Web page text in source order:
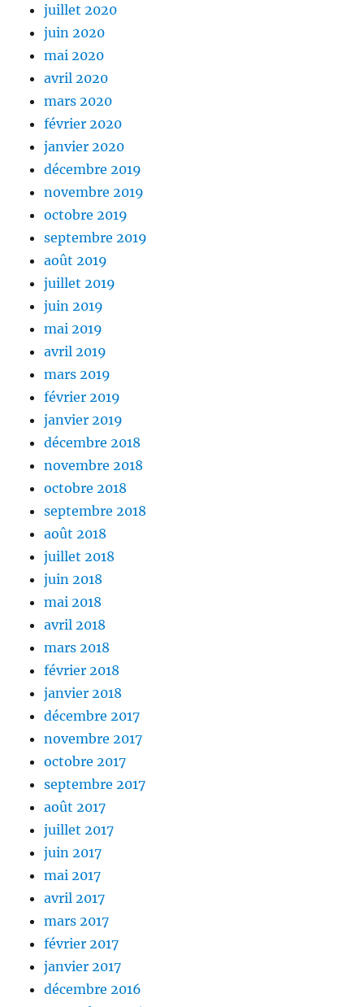
juillet 2020
juin 2020
mai 2020
avril 2020
mars 2020
février 2020
janvier 2020
décembre 2019
novembre 2019
octobre 2019
septembre 2019
août 2019
juillet 2019
juin 2019
mai 2019
avril 2019
mars 2019
février 2019
janvier 2019
décembre 2018
novembre 2018
octobre 2018
septembre 2018
août 2018
juillet 2018
juin 2018
mai 2018
avril 2018
mars 2018
février 2018
janvier 2018
décembre 2017
novembre 2017
octobre 2017
septembre 2017
août 2017
juillet 2017
juin 2017
mai 2017
avril 2017
mars 2017
février 2017
janvier 2017
décembre 2016